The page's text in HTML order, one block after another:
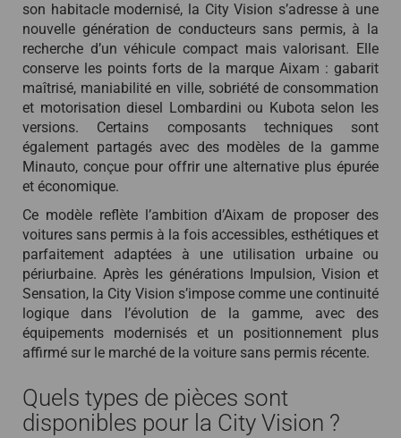
son habitacle modernisé, la City Vision s’adresse à une
nouvelle génération de conducteurs sans permis, à la
recherche d’un véhicule compact mais valorisant. Elle
conserve les points forts de la marque Aixam : gabarit
maîtrisé, maniabilité en ville, sobriété de consommation
et motorisation diesel Lombardini ou Kubota selon les
versions. Certains composants techniques sont
également partagés avec des modèles de la gamme
Minauto, conçue pour offrir une alternative plus épurée
et économique.
Ce modèle reflète l’ambition d’Aixam de proposer des
voitures sans permis à la fois accessibles, esthétiques et
parfaitement adaptées à une utilisation urbaine ou
périurbaine. Après les générations Impulsion, Vision et
Sensation, la City Vision s’impose comme une continuité
logique dans l’évolution de la gamme, avec des
équipements modernisés et un positionnement plus
affirmé sur le marché de la voiture sans permis récente.
Quels types de pièces sont
disponibles pour la City Vision ?